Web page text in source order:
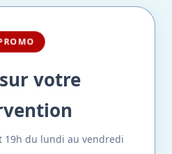
votre
19h du lundi au vendredi